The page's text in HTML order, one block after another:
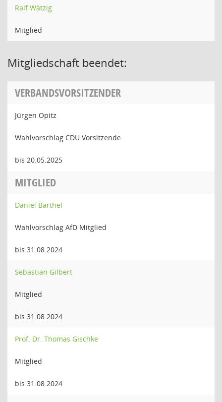
Ralf Wätzig
Mitglied
Mitgliedschaft beendet:
VERBANDSVORSITZENDER
Jürgen Opitz
Wahlvorschlag CDU Vorsitzende
bis 20.05.2025
MITGLIED
Daniel Barthel
Wahlvorschlag AfD Mitglied
bis 31.08.2024
Sebastian Gilbert
Mitglied
bis 31.08.2024
Prof. Dr. Thomas Gischke
Mitglied
bis 31.08.2024